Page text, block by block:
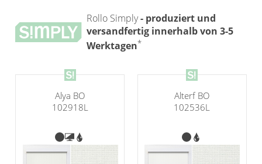
Rollo Simply- produziert und
versandfertig innerhalb von 3-5
Werktagen*
Alya BO
102918L
Alterf BO
102536L